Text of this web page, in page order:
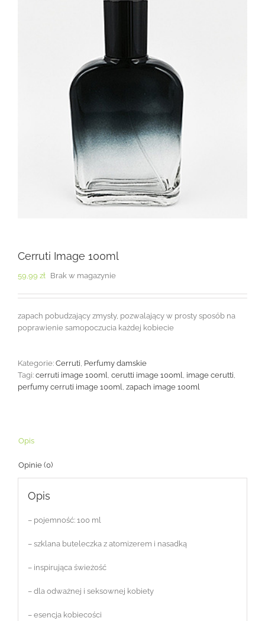
Cerruti Image 100ml
59,99 zł Brak w magazynie
zapach pobudzający zmysły, pozwalający w prosty sposób na
poprawienie samopoczucia każdej kobiecie
Kategorie: Cerruti, Perfumy damskie
Tagi: cerruti image 100ml, cerutti image 100ml, image cerutti,
perfumy cerruti image 100ml, zapach image 100ml
Opis
Opinie (0)
Opis
– pojemność: 100 ml
– szklana buteleczka z atomizerem i nasadką
– inspirująca świeżość
– dla odważnej i seksownej kobiety
– esencja kobiecości